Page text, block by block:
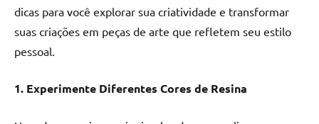
dicas para você explorar sua criatividade e transformar
suas criações em peças de arte que refletem seu estilo
pessoal.
1. Experimente Diferentes Cores de Resina